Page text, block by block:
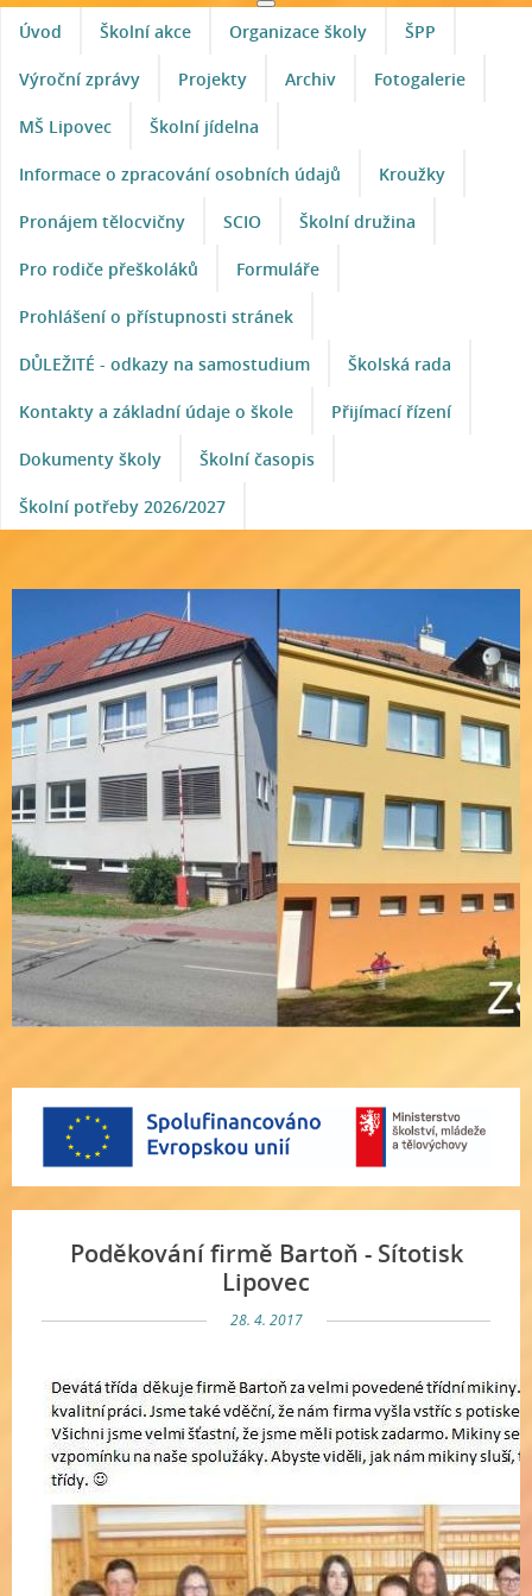
Úvod Školní akce Organizace školy ŠPP
Výroční zprávy Projekty Archiv Fotogalerie
MŠ Lipovec Školní jídelna
Informace o zpracování osobních údajů Kroužky
Pronájem tělocvičny SCIO Školní družina
Pro rodiče přeškoláků Formuláře
Prohlášení o přístupnosti stránek
DŮLEŽITÉ - odkazy na samostudium Školská rada
Kontakty a základní údaje o škole Přijímací řízení
Dokumenty školy Školní časopis
Školní potřeby 2026/2027
Poděkování firmě Bartoň - Sítotisk
Lipovec
28. 4. 2017